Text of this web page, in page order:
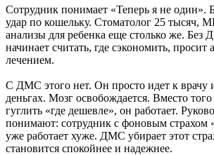
Сотрудник понимает «Теперь я не один».
удар по кошельку. Стоматолог 25 тысяч,
анализы для ребенка еще столько же. Без
начинает считать, где сэкономить, просит
лечением.
С ДМС этого нет. Он просто идет к врачу
деньгах. Мозг освобождается. Вместо
гуглить «где дешевле», он работает.
понимают: сотрудник с фоновым страхом
уже работает хуже. ДМС убирает этот
становится спокойнее и надежнее.